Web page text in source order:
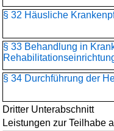
§ 32 Häusliche
§ 33 Behandlung in
§ 34 Durchführung der
Dritter Unterabschnitt
Leistungen zur Teilhabe